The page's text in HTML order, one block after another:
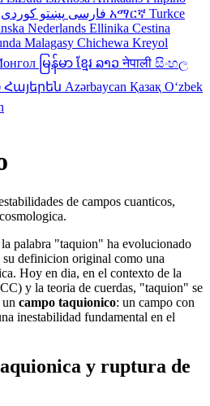
فارسی پښتو کوردی አማርኛ Turkce
Nederlands Ellinika Cestina
Malagasy Chichewa Kreyol
မြန်မာ ខ្មែរ ລາວनेपाली සිංහල
Հայերեն Azərbaycan Қазақ Oʻzbek
de campos cuanticos,
palabra "taquion" ha evolucionado
definicion original como una
Hoy en dia, en el contexto de la
y la teoria de cuerdas, "taquion" se
campo taquionico: un campo con
inestabilidad fundamental en el
y ruptura de